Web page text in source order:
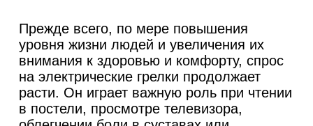
Прежде всего, по мере повышения
уровня жизни людей и увеличения их
внимания к здоровью и комфорту, спрос
на электрические грелки продолжает
расти. Он играет важную роль при чтении
в постели, просмотре телевизора,